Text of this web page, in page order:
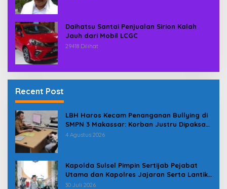
Daihatsu Santai Penjualan Sirion Kalah
Jauh dari Mobil LCGC
29418 Dilihat
Recent Post
LBH Haros Kecam Penanganan Bullying di
SMPN 3 Makassar: Korban Justru Dipaksa
Pindah
4 Agustus 2026
Kapolda Sulsel Pimpin Sertijab Pejabat
Utama dan Kapolres Jajaran Serta Lantik
Karolog dan Kapolresta Gowa
30 Juli 2026